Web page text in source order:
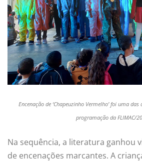
Encenação de ‘Chapeuzinho Vermelho’ foi uma
programação da FLIMAC/
Na sequência, a literatura ganhou
de encenações marcantes. A